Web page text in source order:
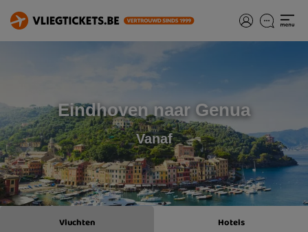
Eindhoven naar Genua
Vanaf